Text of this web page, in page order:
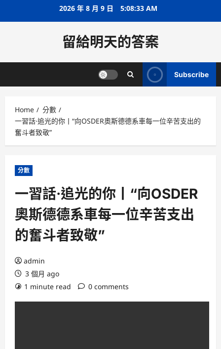
2026 年 8 月 9 日 5:08:34 AM
留給明天的答案
Subscribe
Home
分數
一習話·追光的你丨“向OSDER奧斯德德系車每一位辛苦支出的
奮斗者致敬”
分數
一習話·追光的你丨“向OSDER
奧斯德德系車每一位辛苦支出
的奮斗者致敬”
admin
3 個月 ago
1 minute read
0 comments